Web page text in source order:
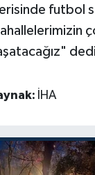
futbol
İHA